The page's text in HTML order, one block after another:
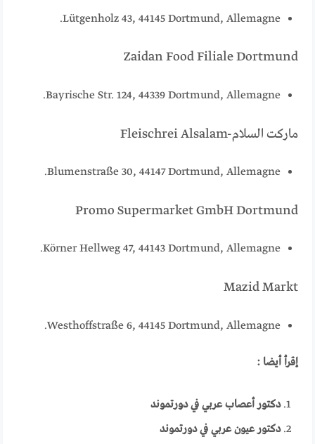
Lütgenholz 43, 44145 Dortmund, Allemagne.
Zaidan Food Filiale Dortmund
Bayrische Str. 124, 44339 Dortmund, Allemagne.
Fleischrei Alsalam-ماركت السلام
Blumenstraße 30, 44147 Dortmund, Allemagne.
Promo Supermarket GmbH Dortmund
Körner Hellweg 47, 44143 Dortmund, Allemagne.
Mazid Markt
Westhoffstraße 6, 44145 Dortmund, Allemagne.
إقرأ أيضا :
دكتور أعصاب عربي في دورتموند
دكتور عيون عربي في دورتموند